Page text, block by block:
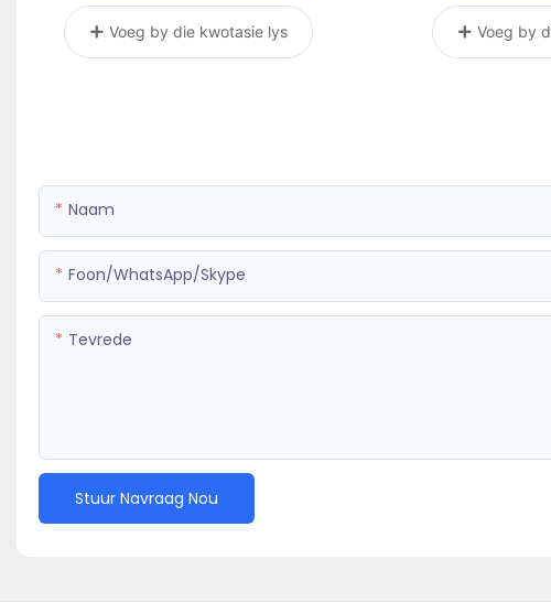
Voeg by die kwotasie lys Voeg by
Naam
Foon/WhatsApp/Skype
Tevrede
Stuur Navraag Nou